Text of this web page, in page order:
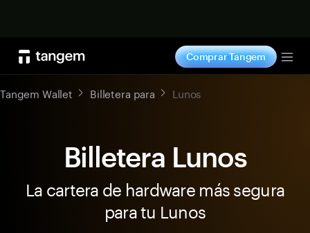
Comprar Tangem
Tangem Wallet Billetera para Lunos
Billetera Lunos
La cartera de hardware más segura
para tu Lunos